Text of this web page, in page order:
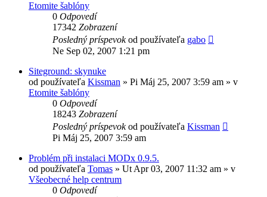
Etomite šablóny
0 Odpovedí
17342 Zobrazení
Posledný príspevokod používateľa gabo
Ne Sep 02, 2007 1:21 pm
Siteground: skynuke
od používateľa Kissman » Pi Máj 25, 2007 3:59 am » v
Etomite šablóny
0 Odpovedí
18243 Zobrazení
Posledný príspevokod používateľa Kissman
Pi Máj 25, 2007 3:59 am
Problém při instalaci MODx 0.9.5.
od používateľa Tomas » Ut Apr 03, 2007 11:32 am » v
Všeobecné help centrum
0 Odpovedí